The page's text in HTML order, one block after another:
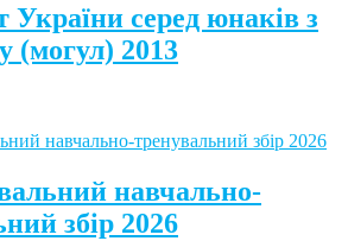
України серед юнаків з
(могул) 2013
навчально-
збір 2026